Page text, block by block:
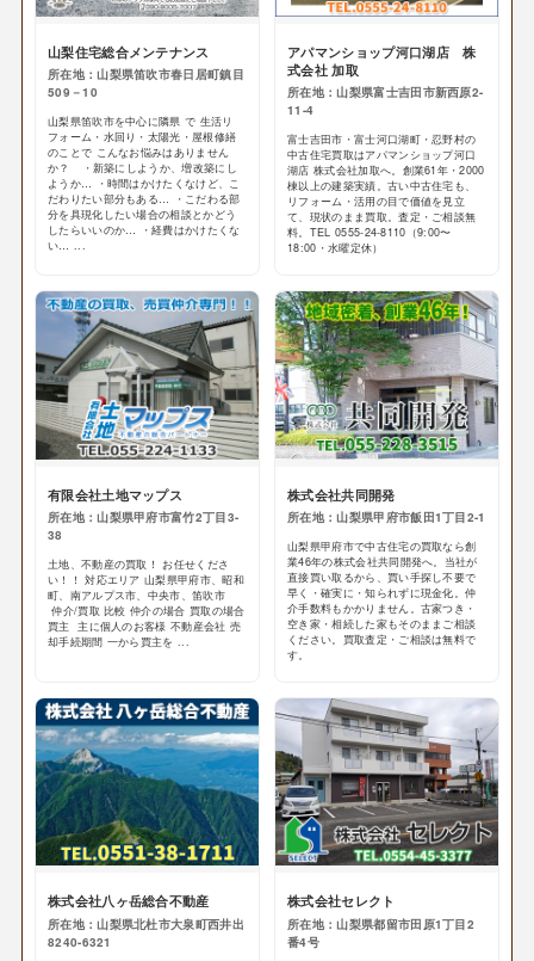
山梨住宅総合メンテナンス
所在地：山梨県笛吹市春日居町鎮目
509－10
山梨県笛吹市を中心に隣県 で 生活リ
フォーム・水回り・太陽光・屋根修繕
のことで こんなお悩みはありません
か？ ・新築にしようか、増改築にし
ようか… ・時間はかけたくなけど、こ
だわりたい部分もある… ・こだわる部
分を具現化したい場合の相談とかどう
したらいいのか… ・経費はかけたくな
い… ...
アパマンショップ河口湖店 株
式会社 加取
所在地：山梨県富士吉田市新西原2-
11-4
富士吉田市・富士河口湖町・忍野村の
中古住宅買取はアパマンショップ河口
湖店 株式会社加取へ。創業61年・2000
棟以上の建築実績。古い中古住宅も、
リフォーム・活用の目で価値を見立
て、現状のまま買取。査定・ご相談無
料。TEL 0555-24-8110（9:00〜
18:00・水曜定休）
有限会社土地マップス
所在地：山梨県甲府市富竹2丁目3-
38
土地、不動産の買取！ お任せくださ
い！！ 対応エリア 山梨県甲府市、昭和
町、南アルプス市、中央市、笛吹市
仲介/買取 比較 仲介の場合 買取の場合
買主 主に個人のお客様 不動産会社 売
却手続期間 一から買主を ...
株式会社共同開発
所在地：山梨県甲府市飯田1丁目2-1
山梨県甲府市で中古住宅の買取なら創
業46年の株式会社共同開発へ。当社が
直接買い取るから、買い手探し不要で
早く・確実に・知られずに現金化。仲
介手数料もかかりません。古家つき・
空き家・相続した家もそのままご相談
ください。買取査定・ご相談は無料で
す。
株式会社八ヶ岳総合不動産
所在地：山梨県北杜市大泉町西井出
8240-6321
株式会社セレクト
所在地：山梨県都留市田原1丁目2
番4号